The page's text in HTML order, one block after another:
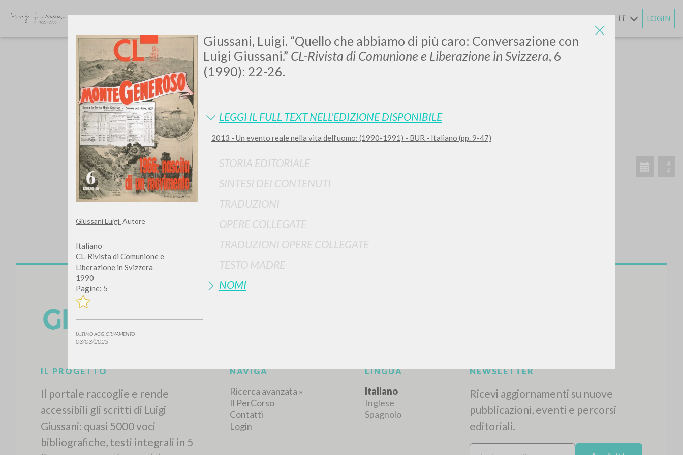
Giussani Luigi Autore
Italiano
CL-Rivista di Comunione e
Liberazione in Svizzera
1990
Pagine: 5
ULTIMO AGGIORNAMENTO
03/03/2023
Giussani, Luigi. “Quello che abbiamo di più caro: Conversazione con
Luigi Giussani.” CL-Rivista di Comunione e Liberazione in Svizzera, 6
(1990): 22-26.
LEGGI IL FULL TEXT NELL'EDIZIONE DISPONIBILE
2013 - Un evento reale nella vita dell’uomo: (1990-1991) - BUR - Italiano (pp. 9-47)
STORIA EDITORIALE
SINTESI DEI CONTENUTI
TRADUZIONI
OPERE COLLEGATE
TRADUZIONI OPERE COLLEGATE
TESTO MADRE
NOMI
BIOGRAFIA BIBLIOGRAFIA SECONDARIA CRITERI REDAZIONALI INFO DI NAVIGAZIONE AGGIORNAMENTIENEWS CONTATTI IT LOGIN
Vuoi risultati ancora più precisi? Utilizza laRICERCA AVANZATA »
TIPOLOGIA OPERA
IL PROGETTO
Il portale raccoglie e rende
NAVIGA LINGUA NEWSLETTER
Ricevi aggiornamenti su nuove